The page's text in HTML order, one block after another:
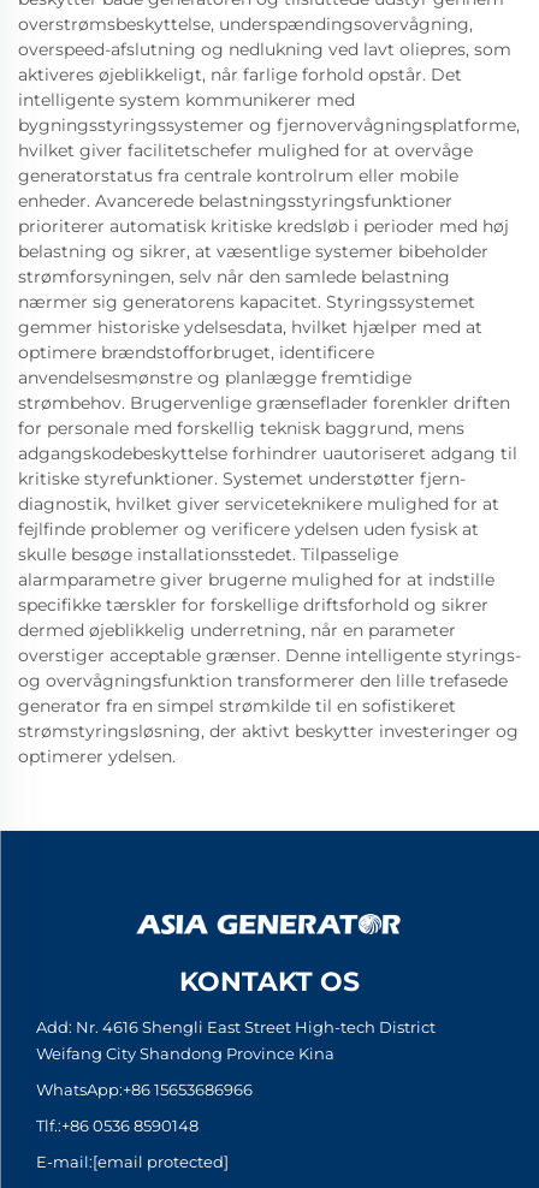
overstrømsbeskyttelse, underspændingsovervågning,
overspeed-afslutning og nedlukning ved lavt oliepres, som
aktiveres øjeblikkeligt, når farlige forhold opstår. Det
intelligente system kommunikerer med
bygningsstyringssystemer og fjernovervågningsplatforme,
hvilket giver facilitetschefer mulighed for at overvåge
generatorstatus fra centrale kontrolrum eller mobile
enheder. Avancerede belastningsstyringsfunktioner
prioriterer automatisk kritiske kredsløb i perioder med høj
belastning og sikrer, at væsentlige systemer bibeholder
strømforsyningen, selv når den samlede belastning
nærmer sig generatorens kapacitet. Styringssystemet
gemmer historiske ydelsesdata, hvilket hjælper med at
optimere brændstofforbruget, identificere
anvendelsesmønstre og planlægge fremtidige
strømbehov. Brugervenlige grænseflader forenkler driften
for personale med forskellig teknisk baggrund, mens
adgangskodebeskyttelse forhindrer uautoriseret adgang til
kritiske styrefunktioner. Systemet understøtter fjern-
diagnostik, hvilket giver serviceteknikere mulighed for at
fejlfinde problemer og verificere ydelsen uden fysisk at
skulle besøge installationsstedet. Tilpasselige
alarmparametre giver brugerne mulighed for at indstille
specifikke tærskler for forskellige driftsforhold og sikrer
dermed øjeblikkelig underretning, når en parameter
overstiger acceptable grænser. Denne intelligente styrings-
og overvågningsfunktion transformerer den lille trefasede
generator fra en simpel strømkilde til en sofistikeret
strømstyringsløsning, der aktivt beskytter investeringer og
optimerer ydelsen.
KONTAKT OS
Add: Nr. 4616 Shengli East Street High-tech District
Weifang City Shandong Province Kina
WhatsApp:+86 15653686966
Tlf.:+86 0536 8590148
E-mail:[email protected]